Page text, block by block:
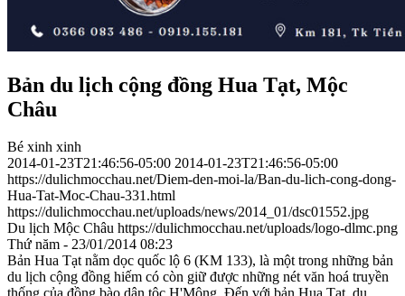
Bản du lịch cộng đồng Hua Tạt, Mộc
Châu
Bé xinh xinh
2014-01-23T21:46:56-05:00 2014-01-23T21:46:56-05:00
https://dulichmocchau.net/Diem-den-moi-la/Ban-du-lich-cong-dong-
Hua-Tat-Moc-Chau-331.html
https://dulichmocchau.net/uploads/news/2014_01/dsc01552.jpg
Du lịch Mộc Châu https://dulichmocchau.net/uploads/logo-dlmc.png
Thứ năm - 23/01/2014 08:23
Bản Hua Tạt nằm dọc quốc lộ 6 (KM 133), là một trong những bản
du lịch cộng đồng hiếm có còn giữ được những nét văn hoá truyền